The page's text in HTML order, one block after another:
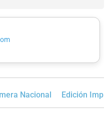
Nacional Edición